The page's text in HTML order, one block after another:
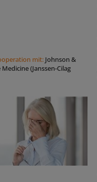
mit: Johnson &
(Janssen-Cilag